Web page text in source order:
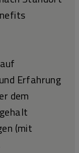
Erfahrung
dem
(mit